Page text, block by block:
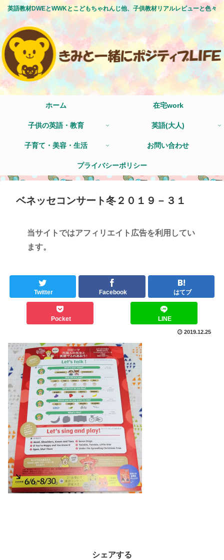
英語教材DWEとWWKとこどもちゃれんじ他、子供教材リアルレビューと色々
ホーム 在宅work
子供の英語・教育 英語(大人)
子育て・美容・生活 お問い合わせ
プライバシーポリシー
ベネッセコンサート冬２０１９－３１
当サイトではアフィリエイト広告を利用してい
ます。
Twitter Facebook はてブ
Pocket LINE
2019.12.25
シェアする